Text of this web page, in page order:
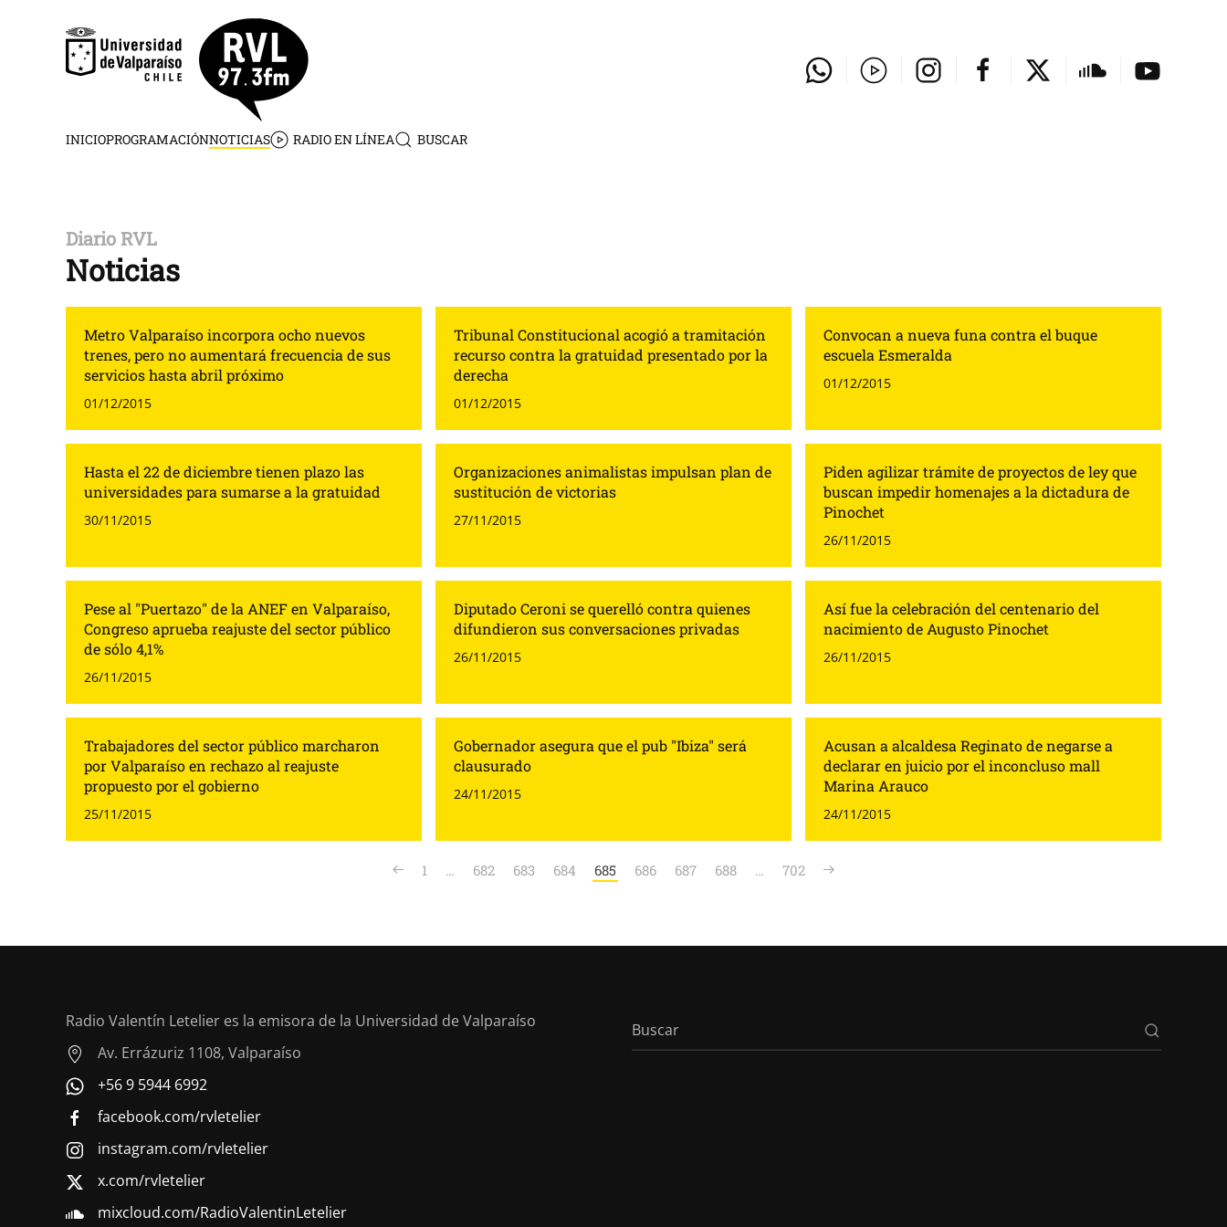
Skip to main content
INICIOPROGRAMACIÓNNOTICIAS RADIO EN LÍNEA BUSCAR
Diario RVL
Noticias
Metro Valparaíso incorpora ocho nuevos
trenes, pero no aumentará frecuencia de sus
servicios hasta abril próximo
01/12/2015
Tribunal Constitucional acogió a tramitación
recurso contra la gratuidad presentado por la
derecha
01/12/2015
Convocan a nueva funa contra el buque
escuela Esmeralda
01/12/2015
Hasta el 22 de diciembre tienen plazo las
universidades para sumarse a la gratuidad
30/11/2015
Organizaciones animalistas impulsan plan de
sustitución de victorias
27/11/2015
Piden agilizar trámite de proyectos de ley que
buscan impedir homenajes a la dictadura de
Pinochet
26/11/2015
Pese al "Puertazo" de la ANEF en Valparaíso,
Congreso aprueba reajuste del sector público
de sólo 4,1%
26/11/2015
Diputado Ceroni se querelló contra quienes
difundieron sus conversaciones privadas
26/11/2015
Así fue la celebración del centenario del
nacimiento de Augusto Pinochet
26/11/2015
Trabajadores del sector público marcharon
por Valparaíso en rechazo al reajuste
propuesto por el gobierno
25/11/2015
Gobernador asegura que el pub "Ibiza" será
clausurado
24/11/2015
Acusan a alcaldesa Reginato de negarse a
declarar en juicio por el inconcluso mall
Marina Arauco
24/11/2015
1 … 682 683 684 685 686 687 688 … 702
Radio Valentín Letelier es la emisora de la Universidad de Valparaíso
Av. Errázuriz 1108, Valparaíso
+56 9 5944 6992
facebook.com/rvletelier
instagram.com/rvletelier
x.com/rvletelier
mixcloud.com/RadioValentinLetelier